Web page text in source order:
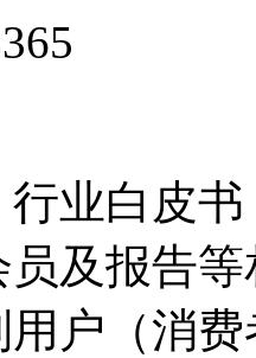
业白皮
及报告
户（消